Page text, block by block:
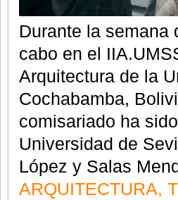
Durante la semana
cabo en el
Arquitectura de la
Cochabamba,
comisariado ha
Universidad de
López y Salas
ARQUITECTURA,